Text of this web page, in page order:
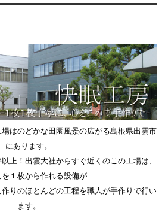
はのどかな田園風景の広がる島根県出雲市
にあります。
上！出雲大社からすぐ近くのこの工場は、
を１枚から作れる設備が
りのほとんどの工程を職人が手作りで行い
ます。